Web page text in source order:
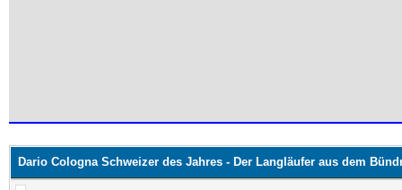
Dario Cologna Schweizer des Jahres - Der Langläufer aus dem